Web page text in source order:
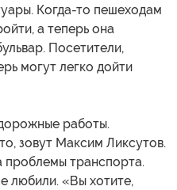
Когда-то пешеходам
а теперь она
Посетители,
могут легко дойти
работы.
зовут Максим Ликсутов.
транспорта.
любили. «Вы хотите,